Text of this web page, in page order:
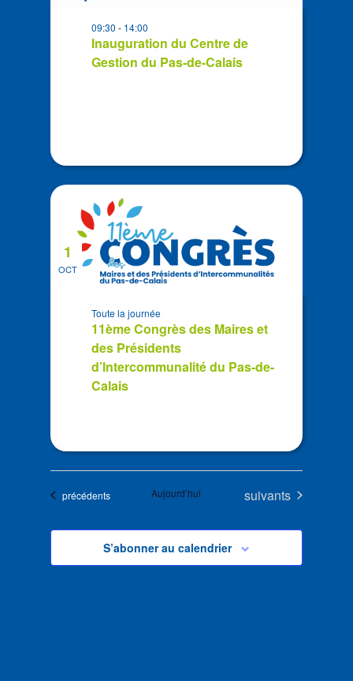
Photo
ViewInauguration du Centre de
Gestion du Pas-de-Calais
09:30- 14:00
OCT
1
11ème Congrès des Maires et
des Présidents
d’Intercommunalité du Pas-de-
Calais
Toute la journée
Évènements
précédents Aujourd’hui Évènements
suivants
S’abonner au calendrier